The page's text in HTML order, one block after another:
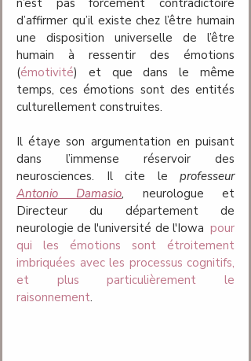
d’affirmer qu’il existe chez l’être humain
une disposition universelle de l’être
humain à ressentir des émotions
(émotivité) et que dans le même
temps, ces émotions sont des entités
culturellement construites.
Il étaye son argumentation en puisant
dans l’immense réservoir des
neurosciences. Il cite le
professeur
Antonio Damasio, neurologue et
Directeur du département de
neurologie de l'université de l'Iowa pour
qui les émotions sont étroitement
imbriquées avec les processus cognitifs,
et plus particulièrement le
raisonnement.